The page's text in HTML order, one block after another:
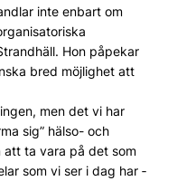
inte enbart om
Hon påpekar
bred möjlighet att
men det vi har
sig” ­hälso- och
att ta vara på det som
som vi ser i dag har